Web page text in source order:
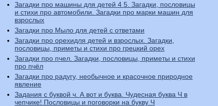
Загадки про машины для детей 4 5. Загадки, пословицы
и стихи про автомобили. Загадки про марки машин для
взрослых
Загадки про Мыло для детей с ответами
Загадки про орехидля детей и взрослых. Загадки,
пословицы, приметы и стихи про грецкий орех
Загадки про пчел. Загадки, пословицы, приметы и стихи
про пчёл
Загадки про радугу, необычное и красочное природное
явление
Задания с буквой ч. А вот и буква. Чудесная буква Ч в
чепчике! Пословицы и поговорки на букву Ч